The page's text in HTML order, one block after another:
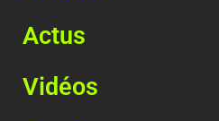
Actus
Vidéos